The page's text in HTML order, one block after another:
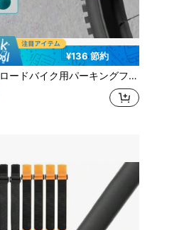
¥136 節約
ロードバイク用パーキングフック ホーム壁掛けフック マウンテンバイク用 シンプル パーキングラック 2.54-7.11cm幅タイヤ対応 調節可能 自転車収納ラックアクセサリー